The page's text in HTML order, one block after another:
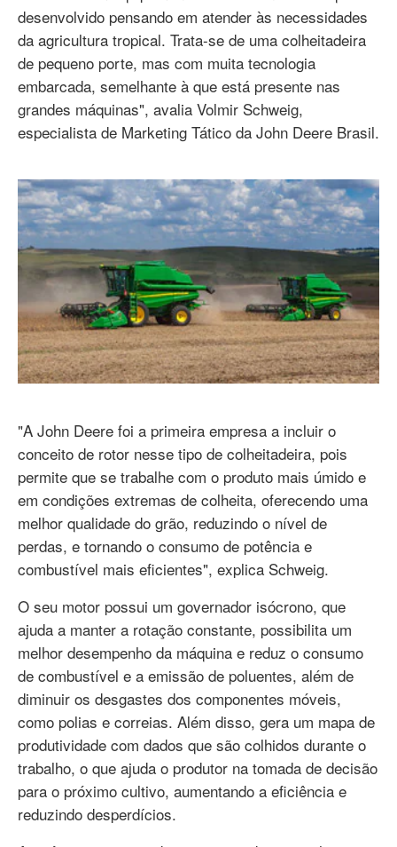
desenvolvido pensando em atender às necessidades
da agricultura tropical. Trata-se de uma colheitadeira
de pequeno porte, mas com muita tecnologia
embarcada, semelhante à que está presente nas
grandes máquinas", avalia Volmir Schweig,
especialista de Marketing Tático da John Deere Brasil.
"A John Deere foi a primeira empresa a incluir o
conceito de rotor nesse tipo de colheitadeira, pois
permite que se trabalhe com o produto mais úmido e
em condições extremas de colheita, oferecendo uma
melhor qualidade do grão, reduzindo o nível de
perdas, e tornando o consumo de potência e
combustível mais eficientes", explica Schweig.
O seu motor possui um governador isócrono, que
ajuda a manter a rotação constante, possibilita um
melhor desempenho da máquina e reduz o consumo
de combustível e a emissão de poluentes, além de
diminuir os desgastes dos componentes móveis,
como polias e correias. Além disso, gera um mapa de
produtividade com dados que são colhidos durante o
trabalho, o que ajuda o produtor na tomada de decisão
para o próximo cultivo, aumentando a eficiência e
reduzindo desperdícios.